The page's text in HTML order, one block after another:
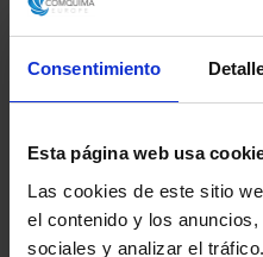
Consentimiento
Esta página web usa
Las cookies de este sitio
el contenido y los
sociales y analizar el